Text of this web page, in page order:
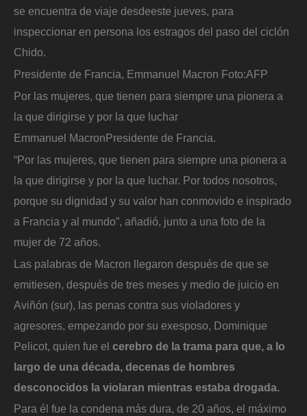
se encuentra de viaje desdeeste jueves, para
inspeccionar en persona los estragos del paso del ciclón
Chido.
Presidente de Francia, Emmanuel Macron Foto:AFP
Por las mujeres, que tienen para siempre una pionera a
la que dirigirse y por la que luchar
Emmanuel MacronPresidente de Francia.
“Por las mujeres, que tienen para siempre una pionera a
la que dirigirse y por la que luchar. Por todos nosotros,
porque su dignidad y su valor han conmovido e inspirado
a Francia y al mundo”, añadió, junto a una foto de la
mujer de 72 años.
Las palabras de Macron llegaron después de que se
emitiesen, después de tres meses y medio de juicio en
Aviñón (sur), las penas contra sus violadores y
agresores, empezando por su exesposo, Dominique
Pelicot, quien fue el cerebro de la trama para que, a lo
largo de una década, decenas de hombres
desconocidos la violaran mientras estaba drogada.
Para él fue la condena más dura, de 20 años, el máximo